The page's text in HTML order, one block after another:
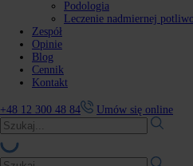
Podologia
Leczenie nadmiernej
Zespół
Opinie
Blog
Cennik
Kontakt
+48 12 300 48 84 Umów się online